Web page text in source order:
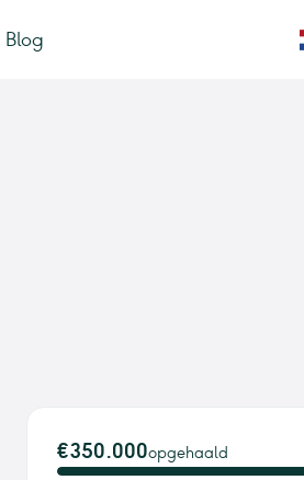
Blog
€350.000opgehaald